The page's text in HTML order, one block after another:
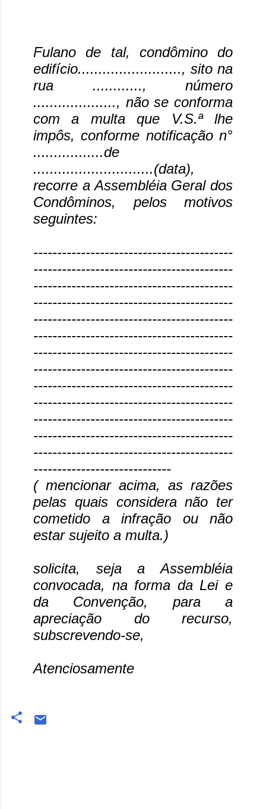
Fulano de tal, condômino do
edifício........................., sito na
rua ............, número
...................., não se conforma
com a multa que V.S.ª lhe
impôs, conforme notificação n°
.................de
.............................(data),
recorre a Assembléia Geral dos
Condôminos, pelos motivos
seguintes:
------------------------------------------
------------------------------------------
------------------------------------------
------------------------------------------
------------------------------------------
------------------------------------------
------------------------------------------
------------------------------------------
------------------------------------------
------------------------------------------
------------------------------------------
------------------------------------------
------------------------------------------
-----------------------------
( mencionar acima, as razões
pelas quais considera não ter
cometido a infração ou não
estar sujeito a multa.)
solicita, seja a Assembléia
convocada, na forma da Lei e
da Convenção, para a
apreciação do recurso,
subscrevendo-se,
Atenciosamente